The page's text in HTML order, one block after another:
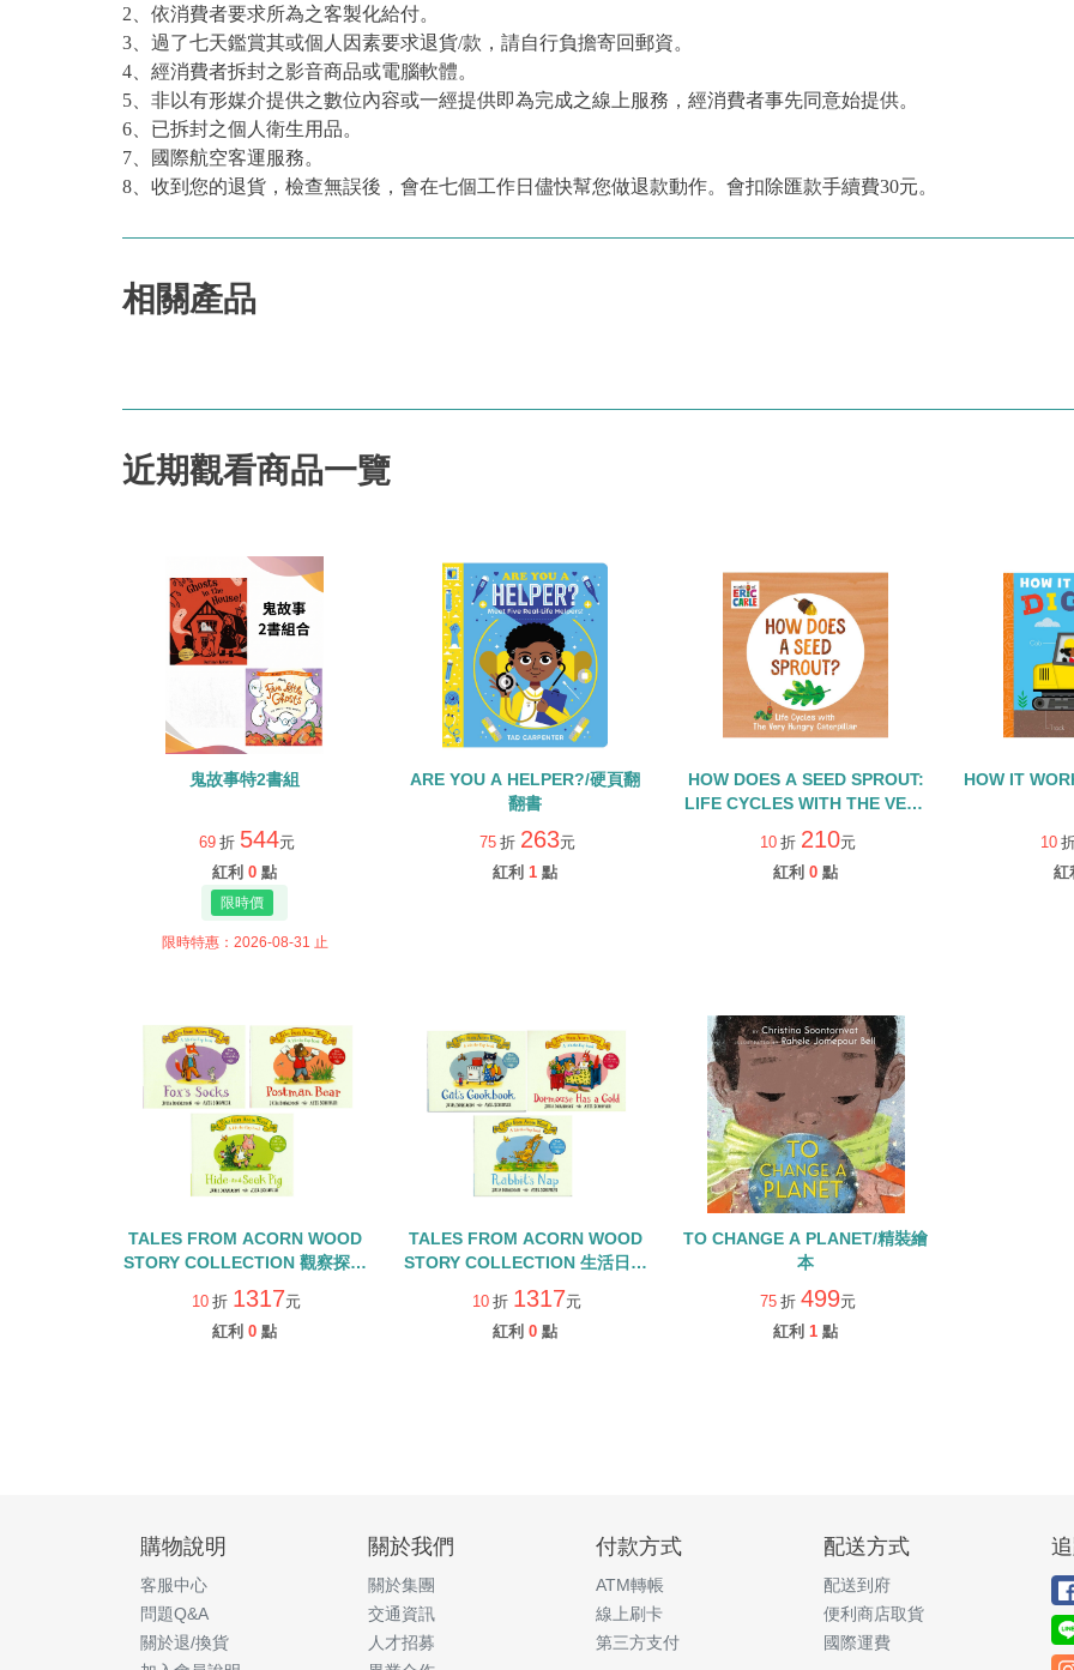
2、依消費者要求所為之客製化給付。
3、過了七天鑑賞其或個人因素要求退貨/款，請自行負擔寄回郵資。
4、經消費者拆封之影音商品或電腦軟體。
5、非以有形媒介提供之數位內容或一經提供即為完成之線上服務，經消費者事先同意始提供。
6、已拆封之個人衛生用品。
7、國際航空客運服務。
8、收到您的退貨，檢查無誤後，會在七個工作日儘快幫您做退款動作。會扣除匯款手續費30元。
相關產品
近期觀看商品一覽
鬼故事特2書組
69 折 544元
紅利 0 點
限時特惠：2026-08-31 止
ARE YOU A HELPER?/硬頁翻
翻書
75 折 263元
紅利 1 點
HOW DOES A SEED SPROUT:
LIFE CYCLES WITH THE VERY
HUNGRY CATERPILLAR/硬頁
書
10 折 210元
紅利 0 點
HOW IT
10
紅
TALES FROM ACORN WOOD
STORY COLLECTION 觀察探索
組/硬頁翻翻書+QR CODE
10 折 1317元
紅利 0 點
TALES FROM ACORN WOOD
STORY COLLECTION 生活日常
組/硬頁翻翻書+QR CODE
10 折 1317元
紅利 0 點
TO CHANGE A PLANET/精裝繪
本
75 折 499元
紅利 1 點
購物說明
客服中心
問題Q&A
關於退/換貨
關於我們
關於集團
交通資訊
人才招募
付款方式
ATM轉帳
線上刷卡
第三方支付
配送方式
配送到府
便利商店取貨
國際運費